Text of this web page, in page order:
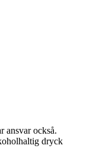
ansvar också.
dryck